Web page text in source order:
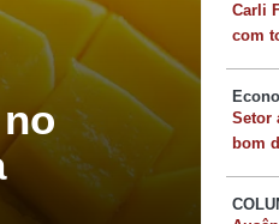
(União), Jane Reis
vice em suas atas
Carli
com
Setor
bom